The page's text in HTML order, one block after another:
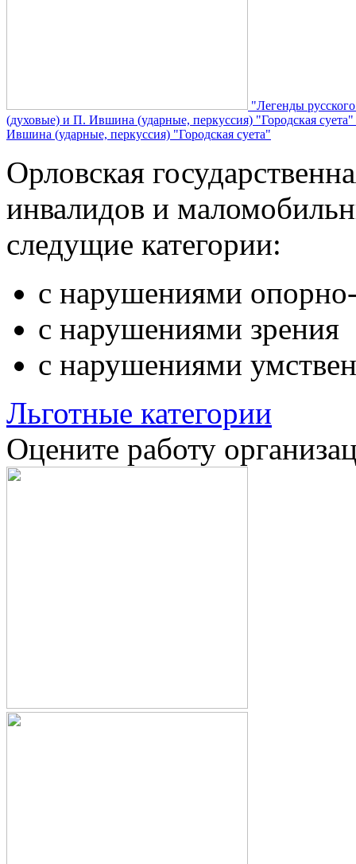
"Легенды
(духовые) и П. Ившина (ударные, перкуссия) "Городская суета"
Ившина (ударные, перкуссия) "Городская суета"
Орловская
инвалидов и
следущие категории:
с нарушениями опорно-
с нарушениями зрения
с нарушениями
Льготные категории
Оцените работу